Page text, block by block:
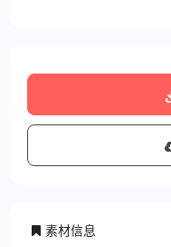
素材信息